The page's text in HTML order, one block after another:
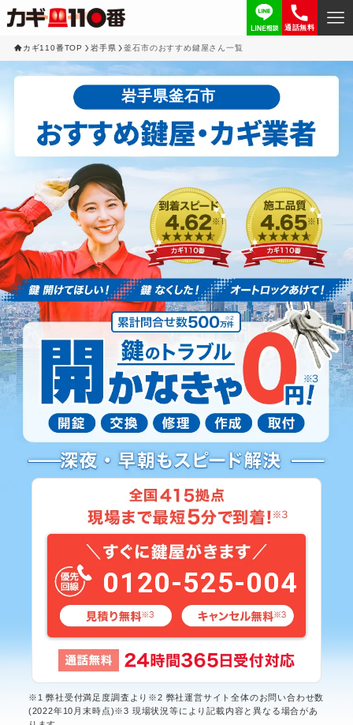
通話無料
カギ110番TOP 岩手県 釜石市のおすすめ鍵屋さん一覧
岩手県釜石市
0120-525-004
※1 弊社受付満足度調査より※2 弊社運営サイト全体のお問い合わせ数
(2022年10月末時点)※3 現場状況等により記載内容と異なる場合があ